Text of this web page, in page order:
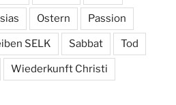
Ostern Passion
SELK Sabbat Tod
Wiederkunft Christi